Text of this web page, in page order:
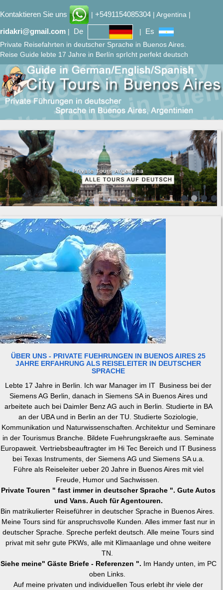
Kontaktieren Sie uns | +5491154085304 | Argentina |
ridakri@gmail.com | De | Es
Private Reisefahrten in deutscher Sprache in Buenos Aires.
Reise Guide lebte 17 Jahre in Berlín sprIcht perfekt deutsch
ÜBER UNS - PRIVATE FUEHRUNGEN IN BUENOS AIRES 25
JAHRE ERFAHRUNG ALS REISELEITER IN DEUTSCHER
SPRACHE
Lebte 17 Jahre in Berlin. Ich war Manager im IT Business bei der
Siemens AG Berlin, danach in Siemens SA in Buenos Aires und
arbeitete auch bei Daimler Benz AG auch in Berlin. Studierte in BA
an der UBA und in Berlin an der TU. Studierte Soziologie,
Kommunikation und Naturwissenschaften. Architektur und Seminare
in der Tourismus Branche. Bildete Fuehrungskraefte aus. Seminate
Europaweit. Vertriebsbeauftragter im Hi Tec Bereich und IT Business
bei Texas Instruments, der Siemens AG und Siemens SA u.a.
Führe als Reiseleiter ueber 20 Jahre in Buenos Aires mit viel
Freude, Humor und Sachwissen.
Private Touren " fast immer in deutscher Sprache ". Gute Autos
und Vans. Auch für Agentouren.
Bin matrikulierter Reiseführer in deutscher Sprache in Buenos Aires.
Meine Tours sind für anspruchsvolle Kunden. Alles immer fast nur in
deutscher Sprache. Spreche perfekt deutsch. Alle meine Tours sind
privat mit sehr gute PKWs, alle mit Klimaanlage und ohne weitere
TN.
Siehe meine" Gäste Briefe - Referenzen ". Im Handy unten, im PC
oben Links.
Auf meine privaten und individuellen Tous erlebt ihr viele der